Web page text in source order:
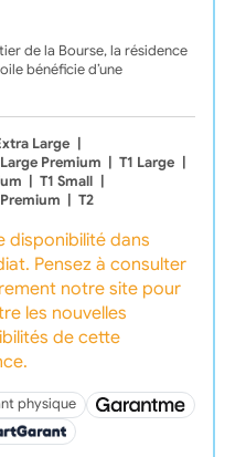
de la Bourse, la résidence
bénéficie d’une
Large |
Premium | T1 Large |
| T1 Small |
| T2
disponibilité dans
Pensez à consulter
notre site pour
les nouvelles
de cette
physique